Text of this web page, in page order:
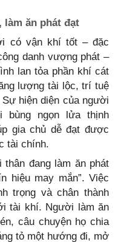
ăn phát đạt
có vận khí tốt – đặc
danh vượng phát –
lan tỏa phần khí cát
lượng tài lộc, trí tuệ
hiện diện của người
bùng ngọn lửa thịnh
gia chủ dễ đạt được
tài chính.
đang làm ăn phát
hiệu may mắn”. Việc
trọng và chân thành
tài khí. Người làm ăn
câu chuyện họ chia
tỏ một hướng đi, mở